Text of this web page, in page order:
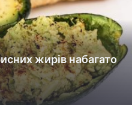
жирів набагато